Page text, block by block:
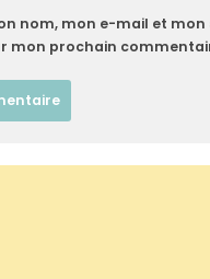
nom, mon e-mail et mon
mon prochain